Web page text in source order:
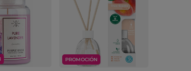
PROMOCIÓN